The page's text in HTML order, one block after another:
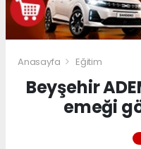
Anasayfa Eğitim
Beyşehir
emeği